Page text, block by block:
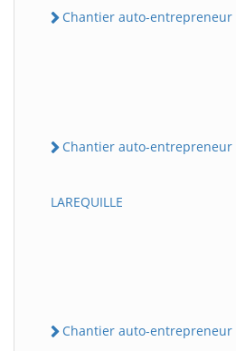
Chantier auto-entrepreneur
Chantier auto-entrepreneur
LAREQUILLE
Chantier auto-entrepreneur